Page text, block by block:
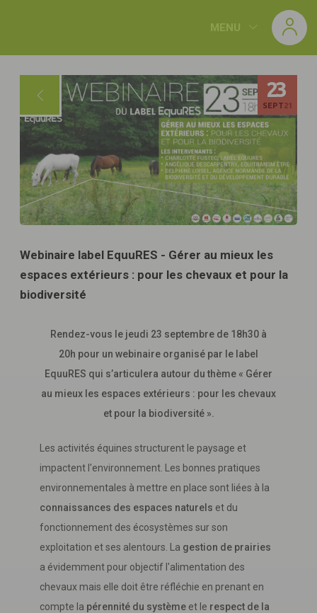
MENU
23
SEPT 21
Webinaire label EquuRES - Gérer au mieux les
espaces extérieurs : pour les chevaux et pour la
biodiversité
Rendez-vous le jeudi 23 septembre de 18h30 à
20h pour un webinaire organisé par le label
EquuRES qui s’articulera autour du thème « Gérer
au mieux les espaces extérieurs : pour les chevaux
et pour la biodiversité ».
Les activités équines structurent le paysage et
impactent l'environnement. Les bonnes pratiques
environnementales à mettre en place sont liées à la
connaissances des espaces naturels et du
fonctionnement des écosystèmes sur son
exploitation et ses alentours. La gestion de prairies
a évidemment pour objectif l'alimentation des
chevaux mais elle doit être réfléchie en prenant en
compte la pérennité du système et le respect de la